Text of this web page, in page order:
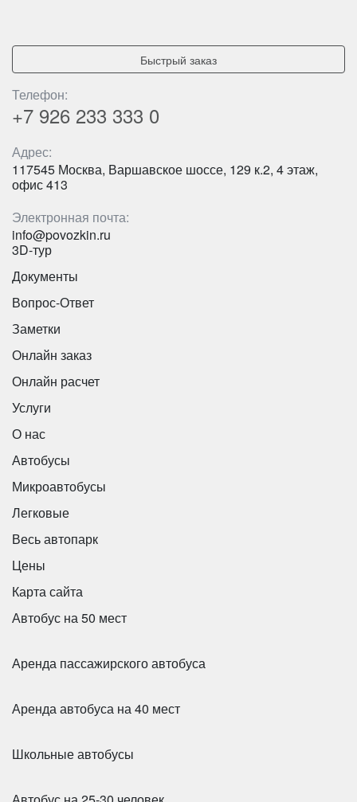
Быстрый заказ
Телефон:
+7 926 233 333 0
Адрес:
117545 Москва, Варшавское шоссе, 129 к.2, 4 этаж,
офис 413
Электронная почта:
info@povozkin.ru
3D-тур
Документы
Вопрос-Ответ
Заметки
Онлайн заказ
Онлайн расчет
Услуги
О нас
Автобусы
Микроавтобусы
Легковые
Весь автопарк
Цены
Карта сайта
Автобус на 50 мест
Аренда пассажирского автобуса
Аренда автобуса на 40 мест
Школьные автобусы